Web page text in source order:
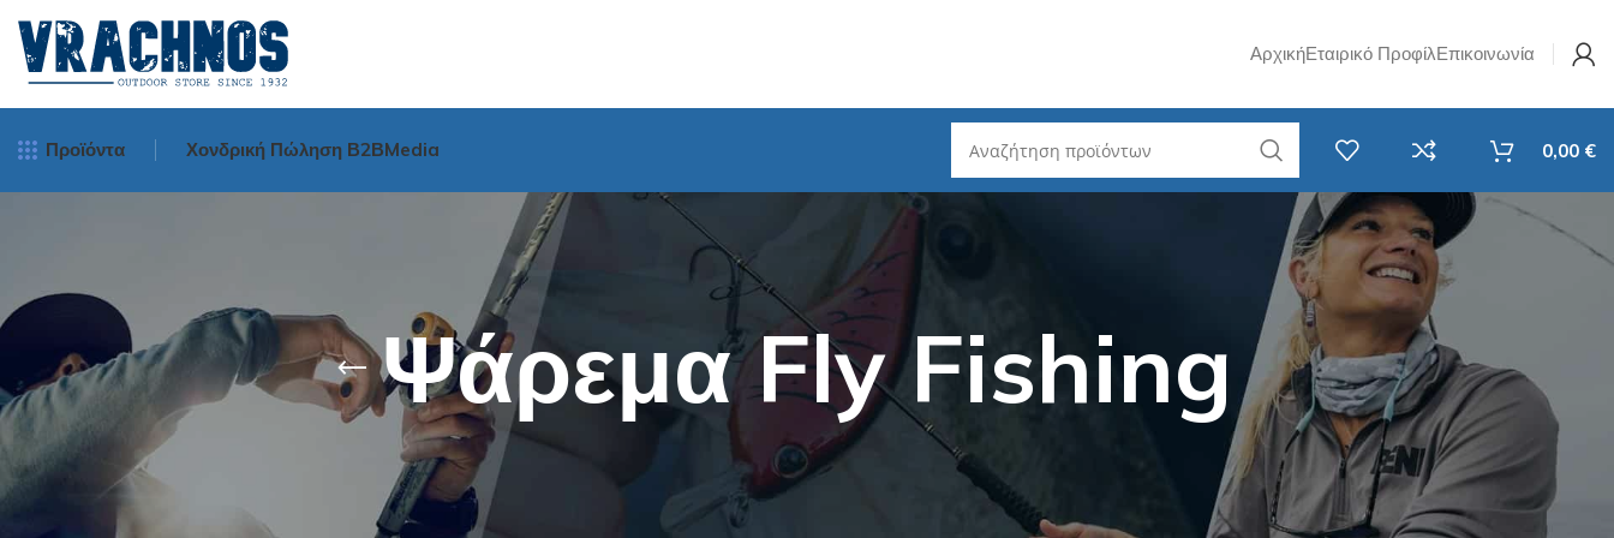
ΑρχικήΕταιρικό ΠροφίλΕπικοινωνία
Προϊόντα
Μηχανισμοί Ψαρέματος
Surf Casting
Bait Cast - Οριζόντιου Τυμπάνου
Οριζοντίου Tυμπάνου
Νήματα Ψαρέματος
Πετονιές Ψαρέματος
Πετονιές
Πετονιές Αόρατες (Fluorocarbon)
Καλάμια Ψαρέματος
Spinning - Τηλεσκοπικά
Spinning 2 τεμαχίων
Spinning 3 / 4 / 5 τεμαχίων
Spinning LRF
EGI - Για Καλαμάρια
Καθετή & Καλαμάρια (από
Βάρκα)
Surf Casting - Τηλεσκοπικά
Surf Casting - 3 Tεμαχίων
Ψάρεμα LRF
Καλάμια LRF
Πετονιές - Νήματα LRF
Ψάρεμα σε Ποτάμι
Σετ Καλάμι & Μηχανισμός
Ψαρέματος
Spinning
Καθετή
EGI - Για Καλαμάρια & Σουπιές
Surf Casting
Συρτής
Αξεσουάρ Ψαρέματος
Στριφτάρια - Βαρίδια
Τσάντες / Ψυγεία / Απόχες
Χονδρική Πώληση Β2ΒMedia 0,00 €
Ψάρεμα Fly Fishing